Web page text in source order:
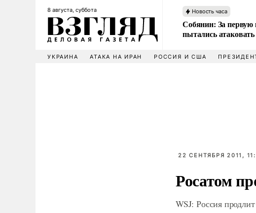
8 августа, суббота Новость часа
Собянин: За первую
пытались
УКРАИНА АТАКА НА ИРАН РОССИЯ И США
22 СЕНТЯБРЯ 2011,
Росатом
WSJ: Россия